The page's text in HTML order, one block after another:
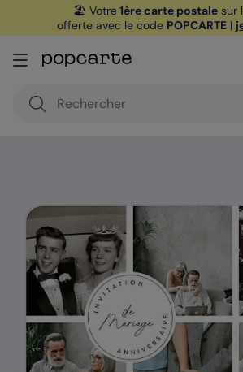
🏖️ Votre1ère carte postale sur
offerte avec le code POPCARTE|